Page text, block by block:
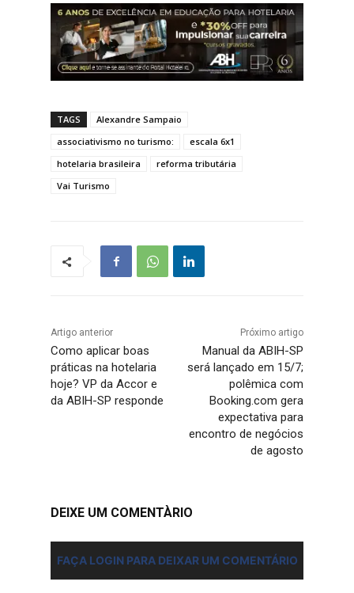
TAGS
Alexandre Sampaio
associativismo no turismo:
escala 6x1
hotelaria brasileira
reforma tributária
Vai Turismo
Artigo anterior
Como aplicar boas
práticas na hotelaria
hoje? VP da Accor e
da ABIH-SP responde
Próximo artigo
Manual da ABIH-SP
será lançado em 15/7;
polêmica com
Booking.com gera
expectativa para
encontro de negócios
de agosto
DEIXE UM COMENTÀRIO
FAÇA LOGIN PARA DEIXAR UM COMENTÁRIO